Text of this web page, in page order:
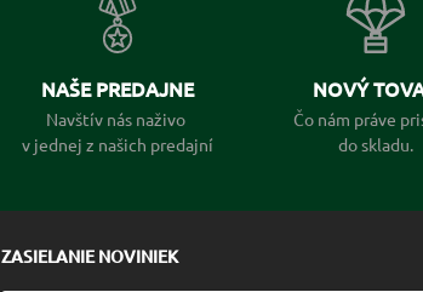
NAŠE PREDAJNE
Navštív nás naživo
v jednej z našich predajní
NOVÝ
Čo nám práve
do skladu.
ZASIELANIE NOVINIEK